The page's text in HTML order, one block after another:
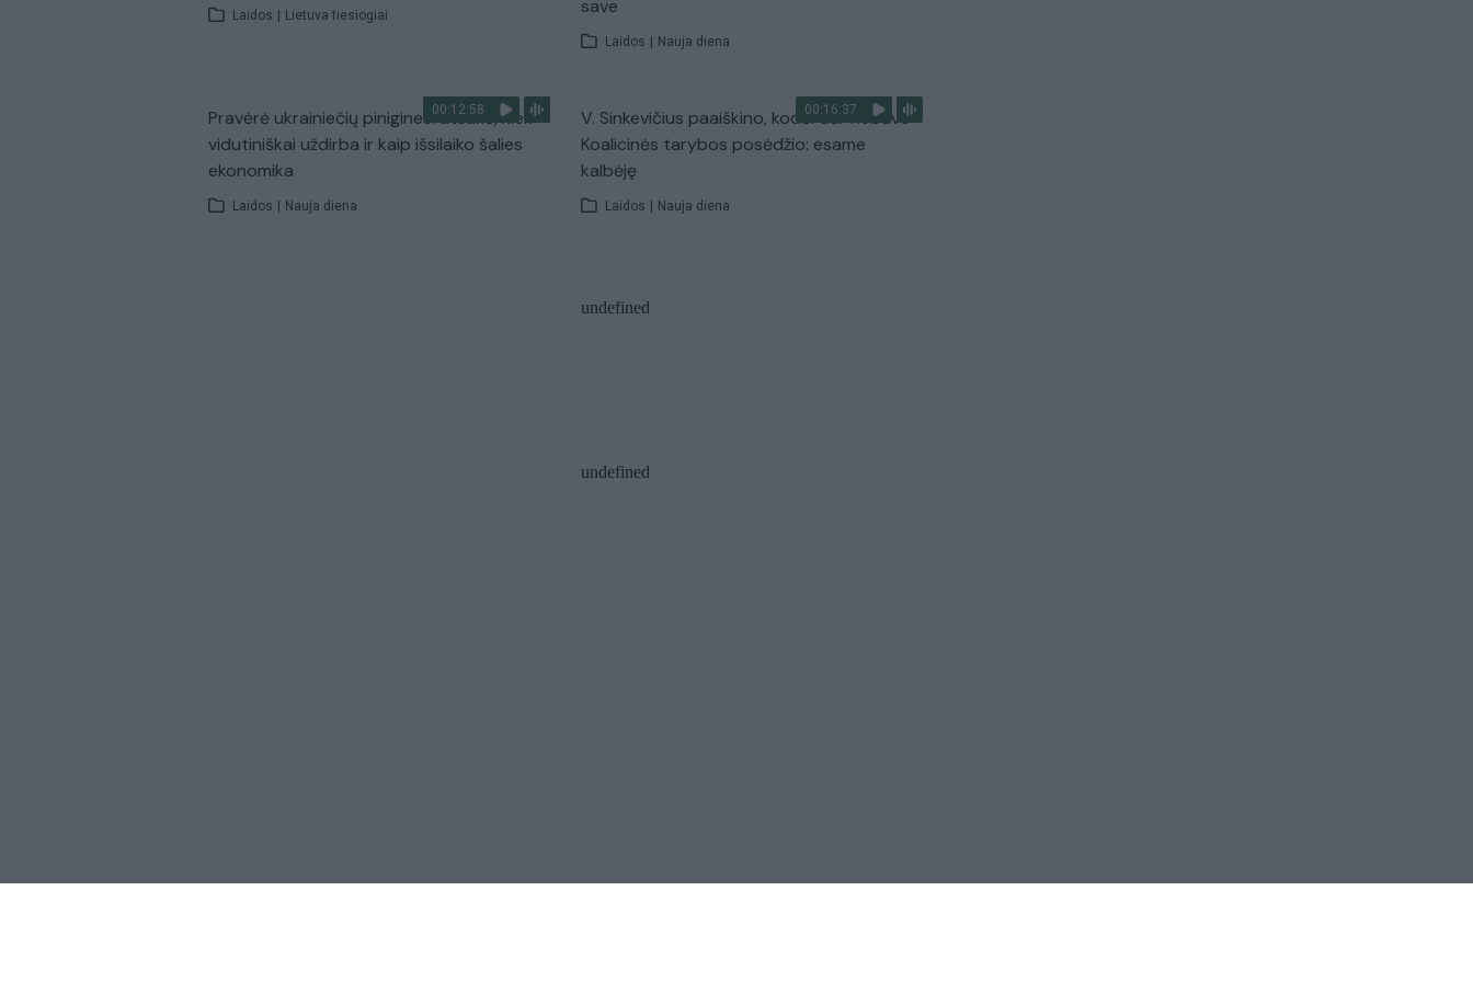
Laidos | Lietuva tiesiogiai
save
Laidos | Nauja diena
00:12:58
Pravėrė ukrainiečių pinigines: atsakė, kiek
vidutiniškai uždirba ir kaip išsilaiko šalies
ekonomika
Laidos | Nauja diena
00:16:37
V. Sinkevičius paaiškino, kodėl dar nebuvo
Koalicinės tarybos posėdžio: esame
kalbėję
Laidos | Nauja diena